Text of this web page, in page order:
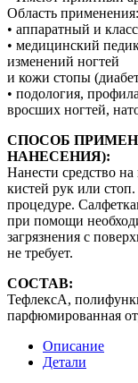
Область применения:
• аппаратный и
• медицинский
изменений ногтей
и кожи стопы
• подология,
вросших ногтей,
СПОСОБ
НАНЕСЕНИЯ):
Нанести средство
кистей рук или
процедуре.
при помощи
загрязнения с
не требует.
СОСТАВ:
ТефлексА,
парфюмированная
Описание
Детали